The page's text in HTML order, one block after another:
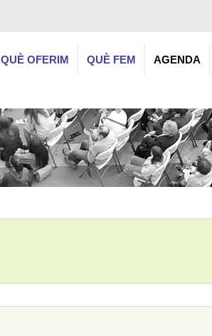
QUÈ OFERIM QUÈ FEM AGENDA